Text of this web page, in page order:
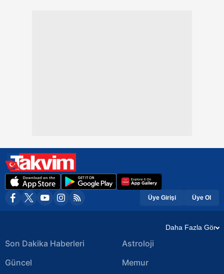
Üye Girişi Üye Ol
Daha Fazla Gör
Son Dakika Haberleri
Güncel
Astroloji
Memur